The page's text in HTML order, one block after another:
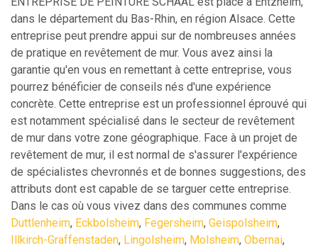
dans le département du Bas-Rhin, en région Alsace. Cette
entreprise peut prendre appui sur de nombreuses années
de pratique en revêtement de mur. Vous avez ainsi la
garantie qu'en vous en remettant à cette entreprise, vous
pourrez bénéficier de conseils nés d'une expérience
concrète. Cette entreprise est un professionnel éprouvé qui
est notamment spécialisé dans le secteur de revêtement
de mur dans votre zone géographique. Face à un projet de
revêtement de mur, il est normal de s'assurer l'expérience
de spécialistes chevronnés et de bonnes suggestions, des
attributs dont est capable de se targuer cette entreprise.
Dans le cas où vous vivez dans des communes comme
Duttlenheim, Eckbolsheim, Fegersheim, Geispolsheim,
Illkirch-Graffenstaden, Lingolsheim, Molsheim, Obernai,